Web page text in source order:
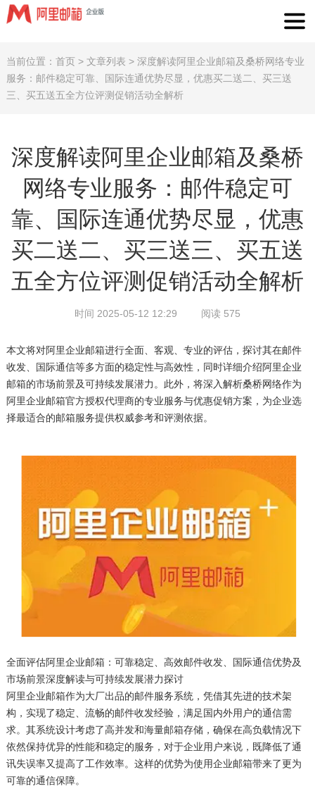
当前位置： 首页> 文章列表 > 深度解读阿里企业邮箱及桑桥网络专业
服务：邮件稳定可靠、国际连通优势尽显，优惠买二送二、买三送
三、买五送五全方位评测促销活动全解析
深度解读阿里企业邮箱及桑桥
网络专业服务：邮件稳定可
靠、国际连通优势尽显，优惠
买二送二、买三送三、买五送
五全方位评测促销活动全解析
时间 2025-05-12 12:29 阅读 575
本文将对阿里企业邮箱进行全面、客观、专业的评估，探讨其在邮件
收发、国际通信等多方面的稳定性与高效性，同时详细介绍阿里企业
邮箱的市场前景及可持续发展潜力。此外，将深入解析桑桥网络作为
阿里企业邮箱官方授权代理商的专业服务与优惠促销方案，为企业选
择最适合的邮箱服务提供权威参考和评测依据。
全面评估阿里企业邮箱：可靠稳定、高效邮件收发、国际通信优势及
市场前景深度解读与可持续发展潜力探讨
阿里企业邮箱作为大厂出品的邮件服务系统，凭借其先进的技术架
构，实现了稳定、流畅的邮件收发经验，满足国内外用户的通信需
求。其系统设计考虑了高并发和海量邮箱存储，确保在高负载情况下
依然保持优异的性能和稳定的服务，对于企业用户来说，既降低了通
讯失误率又提高了工作效率。这样的优势为使用企业邮箱带来了更为
可靠的通信保障。